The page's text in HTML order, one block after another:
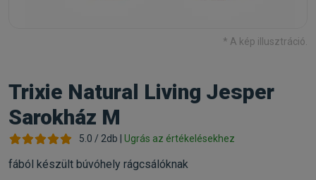
* A kép illusztráció.
Trixie Natural Living Jesper
Sarokház M
5.0 / 2db | Ugrás az értékelésekhez
fából készült búvóhely rágcsálóknak